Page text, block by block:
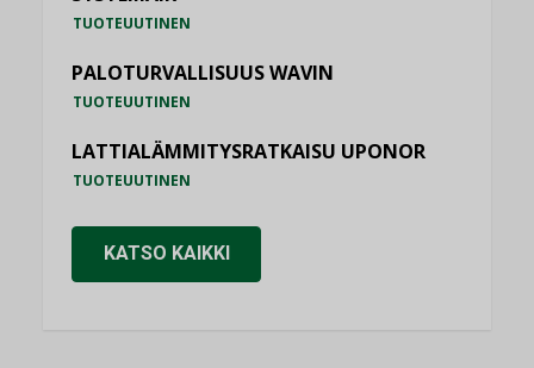
TUOTEUUTINEN
PALOTURVALLISUUS WAVIN
TUOTEUUTINEN
LATTIALÄMMITYSRATKAISU UPONOR
TUOTEUUTINEN
KATSO KAIKKI